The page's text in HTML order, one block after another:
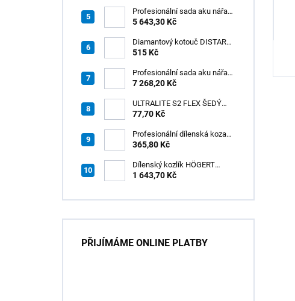
Profesionální sada aku nářadí
3v1 HÖGERT
5 643,30 Kč
Diamantový kotouč DISTAR
GREEN CUT
Z60
515 Kč
Profesionální sada aku nářadí
3v1 20V HÖGERT
7 268,20 Kč
ULTRALITE S2 FLEX ŠEDÝ
/15kg
77,70 Kč
Profesionální dílenská koza
HÖGERT HT7G550
365,80 Kč
Dílenský kozlík HÖGERT
HT7G551
1 643,70 Kč
PŘIJÍMÁME ONLINE PLATBY